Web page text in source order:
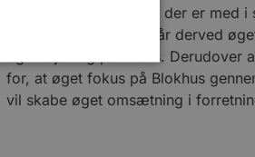
vælge de forretninger, der er med i
og forretningerne opnår derved
og indtjening på tværs. Derudover
for, at øget fokus på Blokhus
vil skabe øget omsætning i
Hjemmesiden